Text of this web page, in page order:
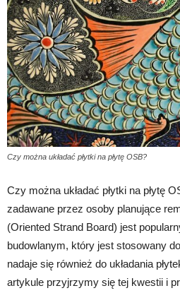
Czy można układać płytki na płytę OSB?
Czy można układać płytki na płytę
zadawane przez osoby planujące
(Oriented Strand Board) jest
budowlanym, który jest stosowany
nadaje się również do układania
artykule przyjrzymy się tej kwestii i